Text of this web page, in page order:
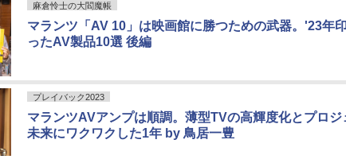
麻倉怜士の大閻魔帳
マランツ「AV 10」は映画館に勝つための武器。'23年
ったAV製品10選 後編
プレイバック2023
マランツAVアンプは順調。薄型TVの高輝度化とプロジ
未来にワクワクした1年 by 鳥居一豊